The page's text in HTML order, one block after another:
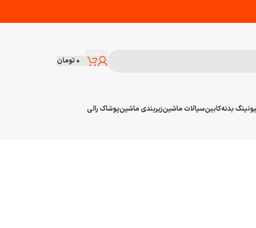
۰تومان
بدنهکابینسیالات ماشینزیربندی ماشینپوشاک رالی